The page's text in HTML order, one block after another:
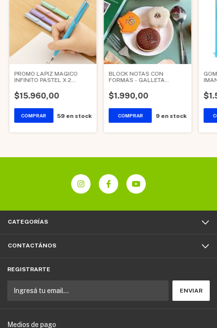
PROMO LAPIZ MAGICO
INFINITO PASTEL X 2
$15.960,00
59en stock
BLOCK NOTAS CON
FORMAS - GALLETA
$1.990,00
9en stock
CATEGORÍAS
CONTACTÁNOS
REGISTRARTE
Medios de pago